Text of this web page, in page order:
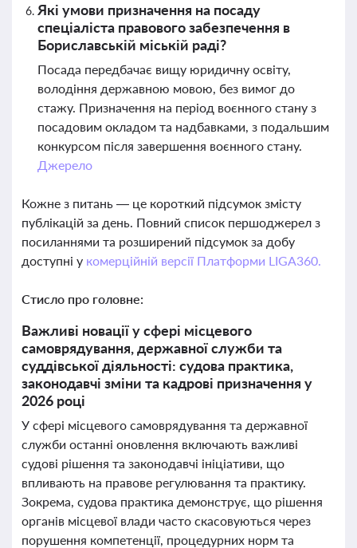
Які умови призначення на посаду
спеціаліста правового забезпечення в
Бориславській міській раді?
Посада передбачає вищу юридичну освіту,
володіння державною мовою, без вимог до
стажу. Призначення на період воєнного стану з
посадовим окладом та надбавками, з подальшим
конкурсом після завершення воєнного стану.
Джерело
Кожне з питань — це короткий підсумок змісту
публікацій за день. Повний список першоджерел з
посиланнями та розширений підсумок за добу
доступні у комерційній версії Платформи LIGA360.
Стисло про головне:
Важливі новації у сфері місцевого
самоврядування, державної служби та
суддівської діяльності: судова практика,
законодавчі зміни та кадрові призначення у
2026 році
У сфері місцевого самоврядування та державної
служби останні оновлення включають важливі
судові рішення та законодавчі ініціативи, що
впливають на правове регулювання та практику.
Зокрема, судова практика демонструє, що рішення
органів місцевої влади часто скасовуються через
порушення компетенції, процедурних норм та